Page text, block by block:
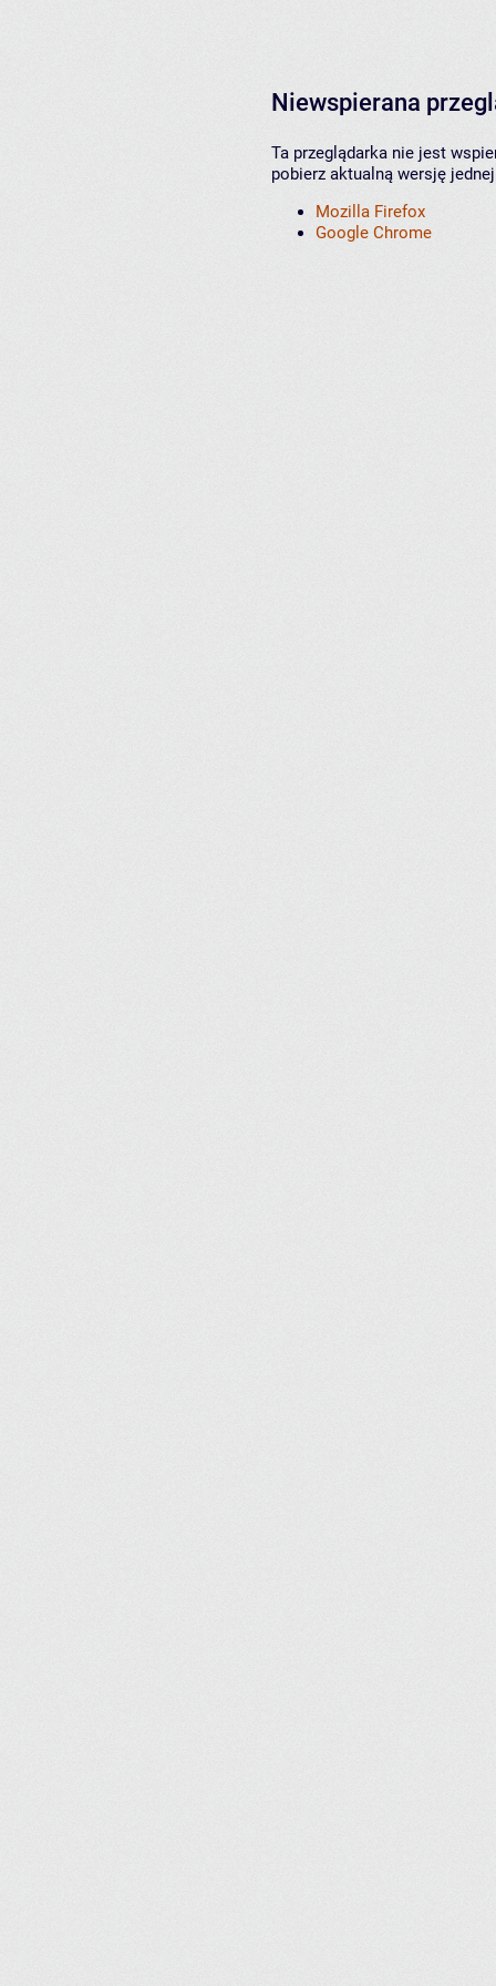
Niewspierana
Ta przeglądarka nie jest
pobierz aktualną wersję
Mozilla Firefox
Google Chrome